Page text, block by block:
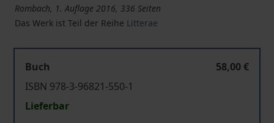
Rombach, 1. Auflage 2016, 336 Seiten
Das Werk ist Teil der Reihe Litterae
Buch
58,00 €
ISBN 978-3-96821-550-1
Lieferbar